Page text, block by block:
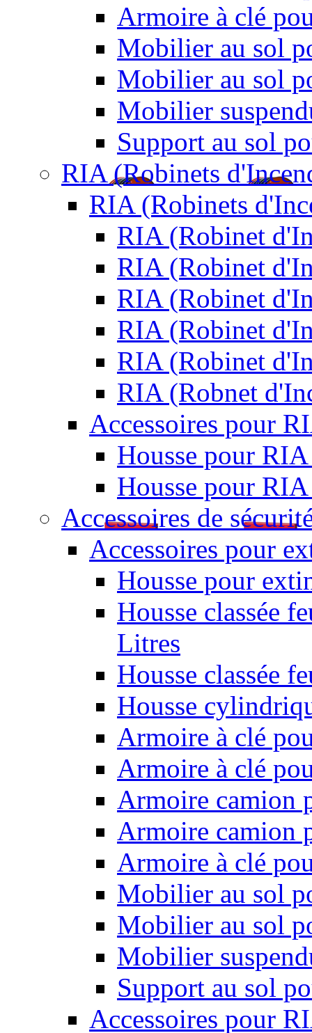
Armoire à clé
Mobilier au sol
Mobilier au sol
Mobilier
Support au sol
RIA (Robinets
RIA (Robinets
RIA (Robinet
RIA (Robinet
RIA (Robinet
RIA (Robinet
RIA (Robinet
RIA (Robnet
Accessoires pour
Housse pour
Housse pour
Accessoires de
Accessoires pour
Housse pour
Housse classée
Litres
Housse classée
Housse
Armoire à clé
Armoire à clé
Armoire camion
Armoire camion
Armoire à clé
Mobilier au sol
Mobilier au sol
Mobilier
Support au sol
Accessoires pour